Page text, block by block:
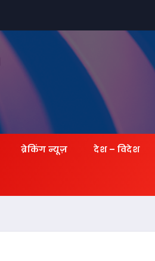
ब्रेकिंग न्यूज़ देश – विदेश